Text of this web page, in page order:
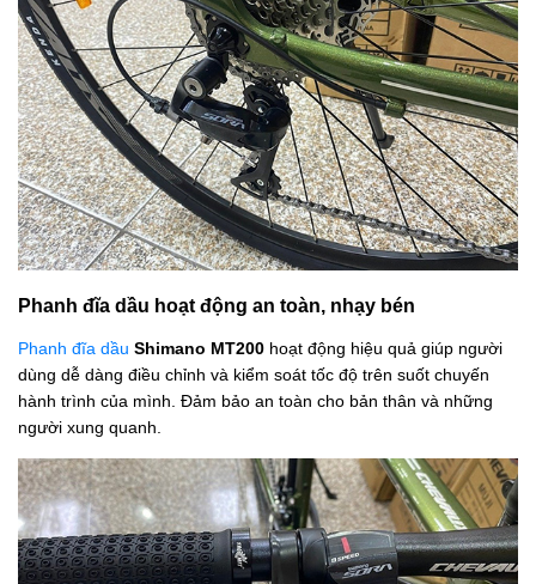
Phanh đĩa dầu hoạt động an toàn, nhạy bén
Phanh đĩa dầu Shimano MT200 hoạt động hiệu quả giúp người
dùng dễ dàng điều chỉnh và kiểm soát tốc độ trên suốt chuyến
hành trình của mình. Đảm bảo an toàn cho bản thân và những
người xung quanh.